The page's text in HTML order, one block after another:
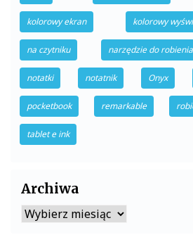
kolorowy ekran kolorowy
na czytniku narzędzie do
notatki notatnik Onyx
pocketbook remarkable
tablet e ink
Archiwa
Archiwa